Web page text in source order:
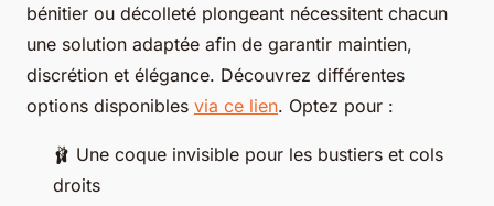
bénitier ou décolleté plongeant nécessitent chacun
une solution adaptée afin de garantir maintien,
discrétion et élégance. Découvrez différentes
options disponibles via ce lien. Optez pour :
🩰 Une coque invisible pour les bustiers et cols
droits